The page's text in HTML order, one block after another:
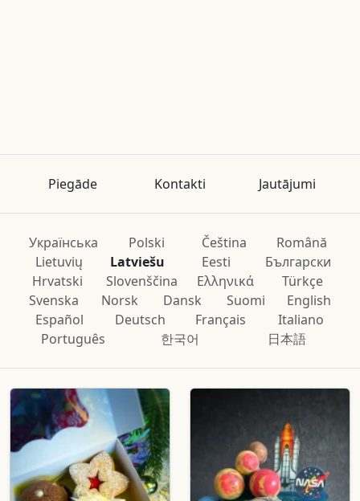
Piegāde Kontakti Jautājumi
Українська Polski Čeština
Română
Lietuvių
Latviešu Eesti
Български
Hrvatski
Slovenščina Ελληνικά
Türkçe
Svenska
Norsk Dansk Suomi
English
Español
Deutsch Français
Italiano
Português
한국어 日本語